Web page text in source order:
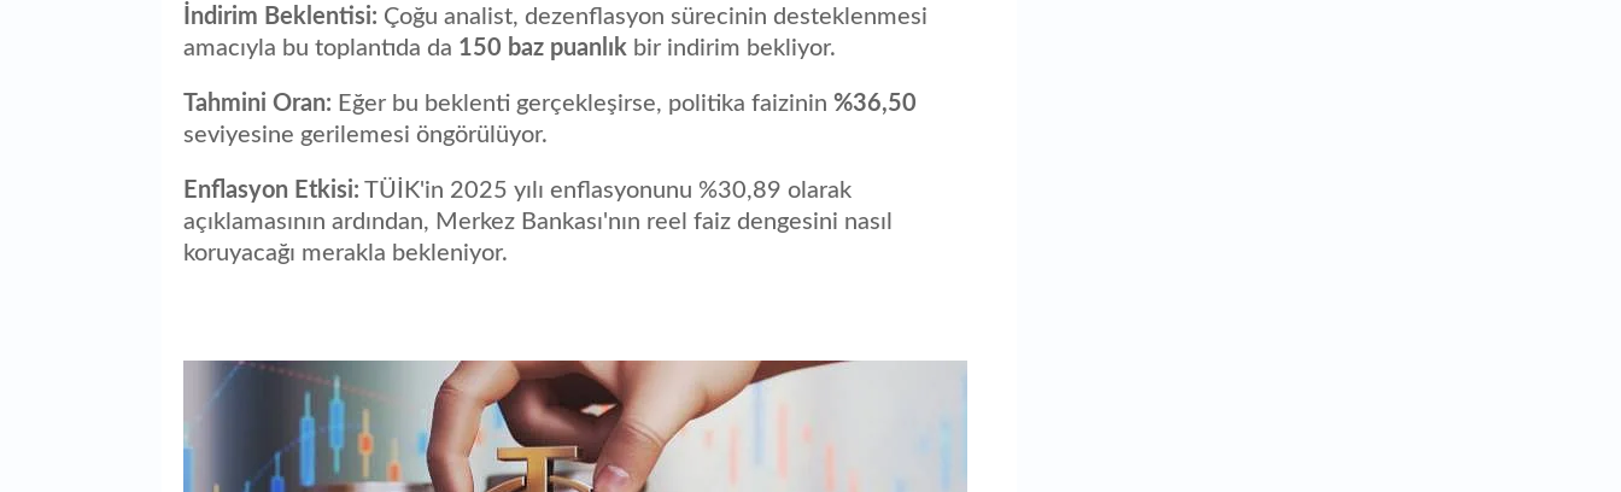
İndirim Beklentisi: Çoğu analist, dezenflasyon sürecinin desteklenmesi
amacıyla bu toplantıda da 150 baz puanlık bir indirim bekliyor.
Tahmini Oran: Eğer bu beklenti gerçekleşirse, politika faizinin %36,50
seviyesine gerilemesi öngörülüyor.
Enflasyon Etkisi: TÜİK'in 2025 yılı enflasyonunu %30,89 olarak
açıklamasının ardından, Merkez Bankası'nın reel faiz dengesini nasıl
koruyacağı merakla bekleniyor.